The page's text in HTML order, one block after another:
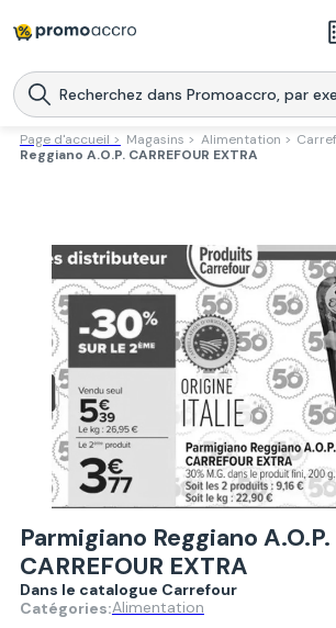
Magasins
Produits
Page d'accueil > Magasins > Alimentation >
Reggiano A.O.P. CARREFOUR EXTRA
Parmigiano Reggiano A.O.P.
CARREFOUR EXTRA
Dans le catalogue Carrefour
Catégories:Alimentation